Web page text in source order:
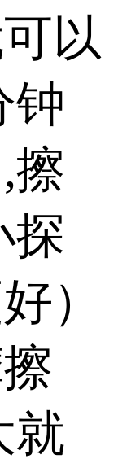
以
钟
擦
探
）
就